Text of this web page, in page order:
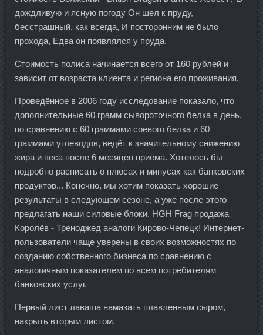
дождливую и ясную погоду Он шел к пруду,
бесстрашный, как всегда, И посторонним не было
прохода, Едва он появлялся у пруда.
Стоимость полиса начинается всего от 160 рублей и
зависит от возраста клиента и региона его проживания.
Проведённое в 2006 году исследование показало, что
дополнительные 60 грамм сывороточного белка в день,
по сравнению с 60 граммами соевого белка и 60
граммами углеводов, ведёт к значительному снижению
жира и веса после 6 месяцев приёма. Хотелось бы
подробно расписать о плюсах и минусах как банковских
продуктов... Конечно, мы хотим показать хорошие
результаты в следующем сезоне, а уже после этого
предлагать наши силовые блоки. HGH Frag продажа
Королёв - Треноджед аналоги Кирово-Чепецк! Интернет-
пользователи чаще уверены в своих возможностях по
созданию собственного бизнеса по сравнению с
аналогичным показателем по всем потребителям
банковских услуг.
Первый лист лаваша намазать плавленным сыром,
накрыть вторым листом.